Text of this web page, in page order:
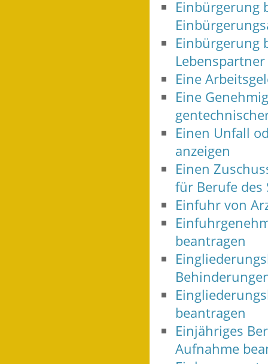
Einbürgerung
Einbürgerung
Eine
Eine
Einen Unfall
anzeigen
Einen
für Berufe des
Einfuhr von
beantragen
beantragen
Einjähriges
Aufnahme